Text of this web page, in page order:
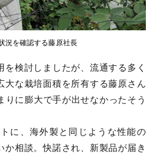
況を確認する藤原社長
を検討しましたが、流通する多く
大な栽培面積を所有する藤原さん
りに膨大で手が出せなかったそう
に、海外製と同じような性能の
か相談。快諾され、新製品が届き